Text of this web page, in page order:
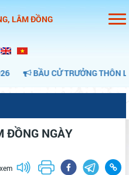
LÂM ĐỒNG
BẦU CỬ TRƯỞNG THÔN LÀ
ĐỒNG NGÀY